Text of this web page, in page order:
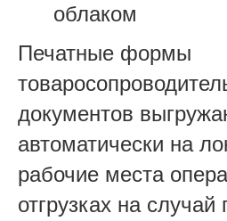
облаком
Печатные формы
документов
автоматически на
рабочие места
отгрузках на случай